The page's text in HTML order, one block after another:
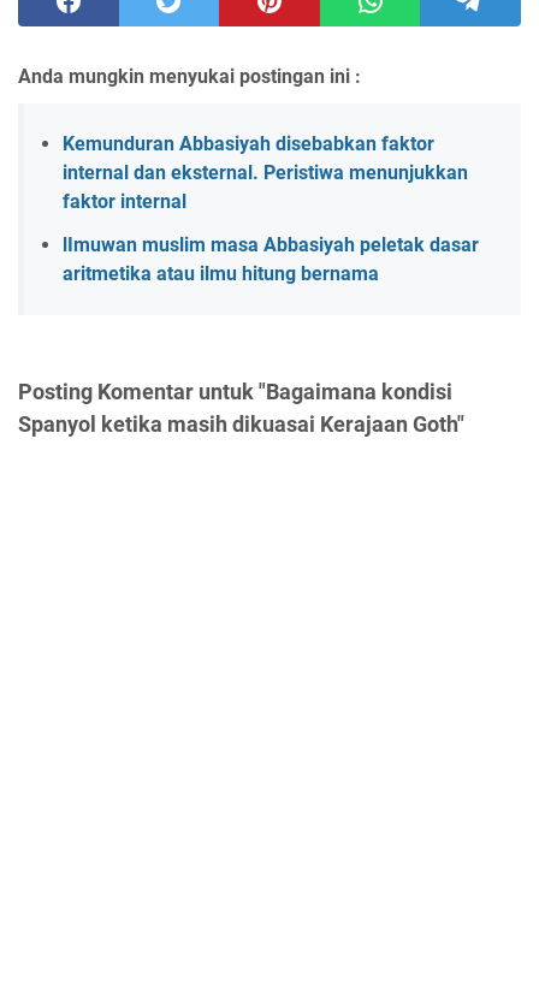
Anda mungkin menyukai postingan ini :
Kemunduran Abbasiyah disebabkan faktor
internal dan eksternal. Peristiwa menunjukkan
faktor internal
lImuwan muslim masa Abbasiyah peletak dasar
aritmetika atau ilmu hitung bernama
Posting Komentar untuk "Bagaimana kondisi
Spanyol ketika masih dikuasai Kerajaan Goth"